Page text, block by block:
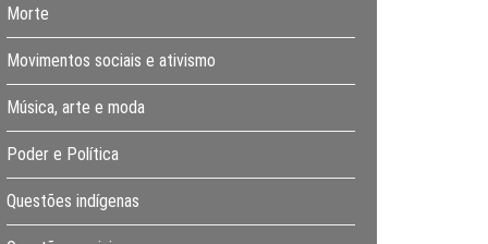
Morte
Movimentos sociais e ativismo
Música, arte e moda
Poder e Política
Questões indígenas